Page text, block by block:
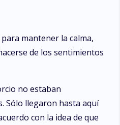
mantener la calma,
de los sentimientos
no estaban
Sólo llegaron hasta aquí
con la idea de que